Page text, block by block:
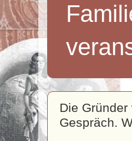
Die
Gespräch.